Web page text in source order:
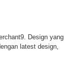
Design yang
latest design,